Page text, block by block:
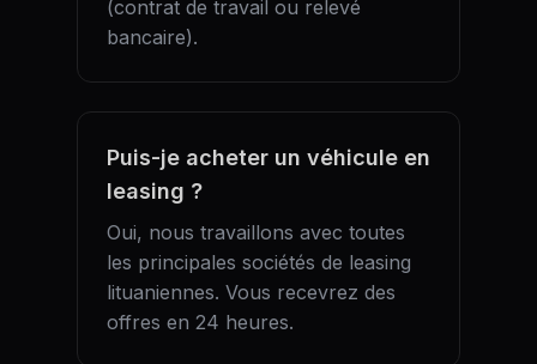
(contrat de travail ou relevé
bancaire).
Puis-je acheter un véhicule en
leasing ?
Oui, nous travaillons avec toutes
les principales sociétés de leasing
lituaniennes. Vous recevrez des
offres en 24 heures.